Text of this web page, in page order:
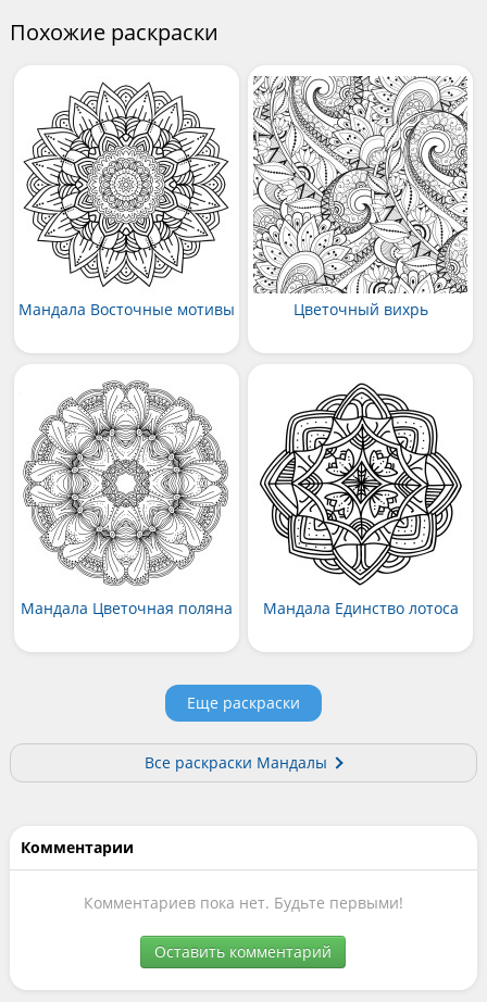
Похожие раскраски
Мандала Восточные мотивы Цветочный вихрь
Мандала Цветочная поляна Мандала Единство лотоса
Еще раскраски
Все раскраски Мандалы
Комментарии
Комментариев пока нет. Будьте первыми!
Оставить комментарий